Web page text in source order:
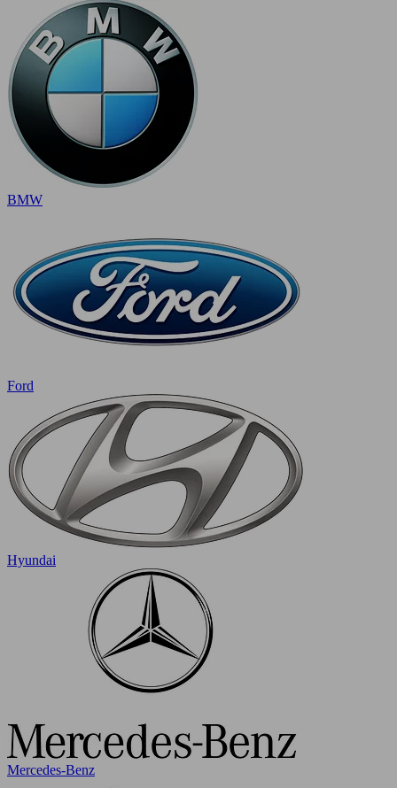
BMW
Ford
Hyundai
Mercedes-Benz